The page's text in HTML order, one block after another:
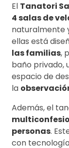
El Tanatori
4 salas de
naturalmente
ellas está
las familias,
baño privado,
espacio de
la
Además, el
personas.
con